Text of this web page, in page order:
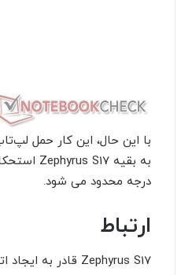
با این حال، این کار حمل
درجه محدود می شود.
ارتباط